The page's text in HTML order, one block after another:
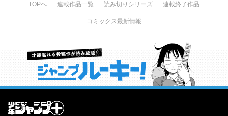
TOPへ 連載作品一覧 読み切りシリーズ 連載終了作品
コミックス最新情報
才能溢れる投稿作が読み放題！ ジャンプルーキー！